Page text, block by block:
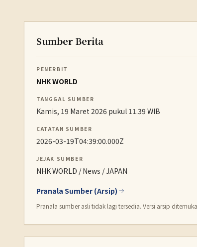
Sumber Berita
PENERBIT
NHK WORLD
TANGGAL SUMBER
Kamis, 19 Maret 2026 pukul 11.39 WIB
CATATAN SUMBER
2026-03-19T04:39:00.000Z
JEJAK SUMBER
NHK WORLD / News / JAPAN
Pranala Sumber (Arsip)
Pranala sumber asli tidak lagi tersedia. Versi arsip